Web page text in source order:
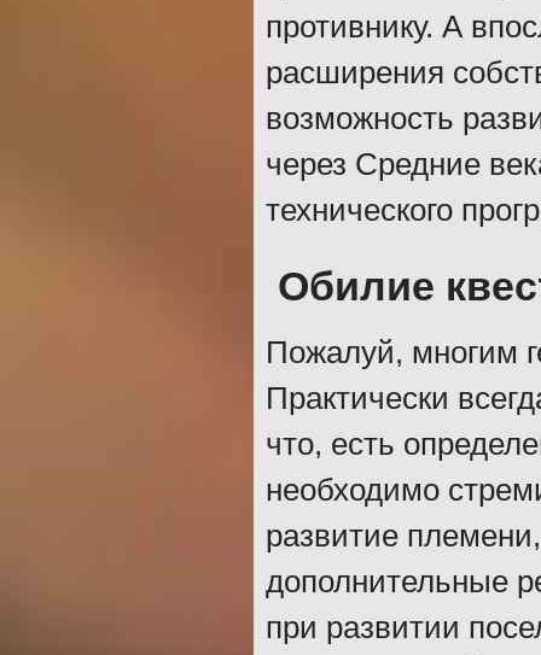
противнику. А
расширения
возможность
через Средние
технического
Обилие
Пожалуй, многим
Практически
что, есть
необходимо
развитие
дополнительные
при развитии